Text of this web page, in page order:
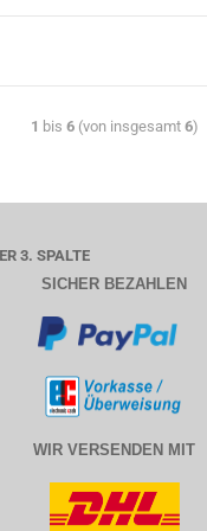
1 bis6 (von insgesamt6)
3. SPALTE
SICHER BEZAHLEN
WIR VERSENDEN MIT